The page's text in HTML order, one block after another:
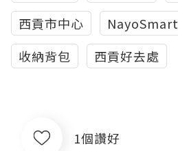
西貢市中心
NayoSmart
收納背包
西貢好去處
1個讚好